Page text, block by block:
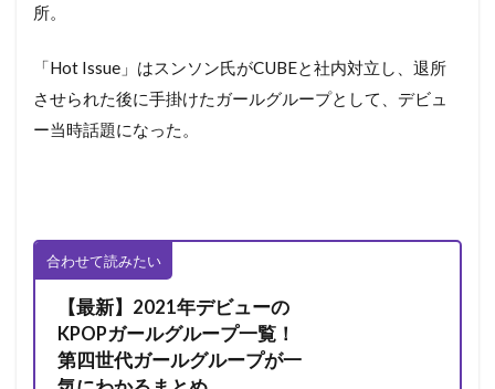
所。
「Hot Issue」はスンソン氏がCUBEと社内対立し、退所
させられた後に手掛けたガールグループとして、デビュ
ー当時話題になった。
合わせて読みたい
【最新】2021年デビューの
KPOPガールグループ一覧！
第四世代ガールグループが一